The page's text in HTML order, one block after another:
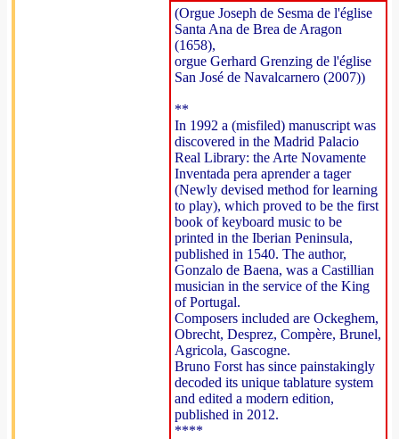
(Orgue Joseph de Sesma de l'église
Santa Ana de Brea de Aragon
(1658),
orgue Gerhard Grenzing de l'église
San José de Navalcarnero (2007))
**
In 1992 a (misfiled) manuscript was
discovered in the Madrid Palacio
Real Library: the Arte Novamente
Inventada pera aprender a tager
(Newly devised method for learning
to play), which proved to be the first
book of keyboard music to be
printed in the Iberian Peninsula,
published in 1540. The author,
Gonzalo de Baena, was a Castillian
musician in the service of the King
of Portugal.
Composers included are Ockeghem,
Obrecht, Desprez, Compère, Brunel,
Agricola, Gascogne.
Bruno Forst has since painstakingly
decoded its unique tablature system
and edited a modern edition,
published in 2012.
****